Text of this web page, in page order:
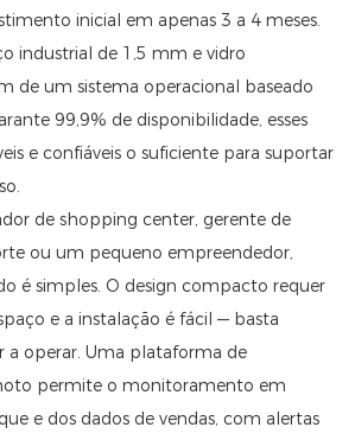
inicial em apenas 3 a 4 meses.
industrial de 1,5 mm e vidro
de um sistema operacional baseado
99,9% de disponibilidade, esses
​​e confiáveis ​​o suficiente para suportar
de shopping center, gerente de
ou um pequeno empreendedor,
é simples. O design compacto requer
e a instalação é fácil — basta
a operar. Uma plataforma de
permite o monitoramento em
e dos dados de vendas, com alertas